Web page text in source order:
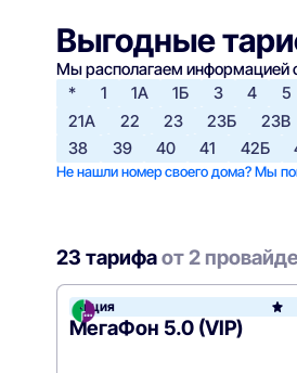
Выгодные
Мы располагаем информацией
*
1 1А 1Б 3 4 5
21А
22 23 23Б 23В
38
39 40 41 42Б
Не нашли номер своего дома? Мы
23 тарифаот 2
Акция
МегаФон 5.0 (VIP)